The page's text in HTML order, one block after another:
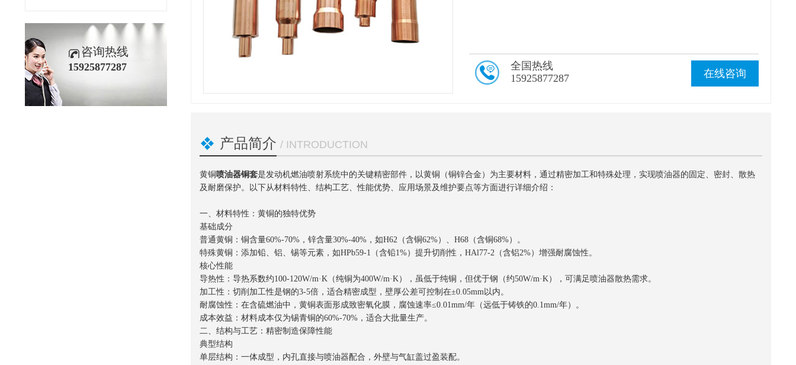
咨询热线
15925877287
在线咨询
全国热线
15925877287
产品简介 / INTRODUCTION
黄铜喷油器铜套是发动机燃油喷射系统中的关键精密部件，以黄铜（铜锌合金）为主要材料，通过精密加工和特殊处理，实现喷油器的固定、密封、散热
及耐磨保护。以下从材料特性、结构工艺、性能优势、应用场景及维护要点等方面进行详细介绍：
一、材料特性：黄铜的独特优势
基础成分
普通黄铜：铜含量60%-70%，锌含量30%-40%，如H62（含铜62%）、H68（含铜68%）。
特殊黄铜：添加铅、铝、锡等元素，如HPb59-1（含铅1%）提升切削性，HAl77-2（含铝2%）增强耐腐蚀性。
核心性能
导热性：导热系数约100-120W/m·K（纯铜为400W/m·K），虽低于纯铜，但优于钢（约50W/m·K），可满足喷油器散热需求。
加工性：切削加工性是钢的3-5倍，适合精密成型，壁厚公差可控制在±0.05mm以内。
耐腐蚀性：在含硫燃油中，黄铜表面形成致密氧化膜，腐蚀速率≤0.01mm/年（远低于铸铁的0.1mm/年）。
成本效益：材料成本仅为锡青铜的60%-70%，适合大批量生产。
二、结构与工艺：精密制造保障性能
典型结构
单层结构：一体成型，内孔直接与喷油器配合，外壁与气缸盖过盈装配。